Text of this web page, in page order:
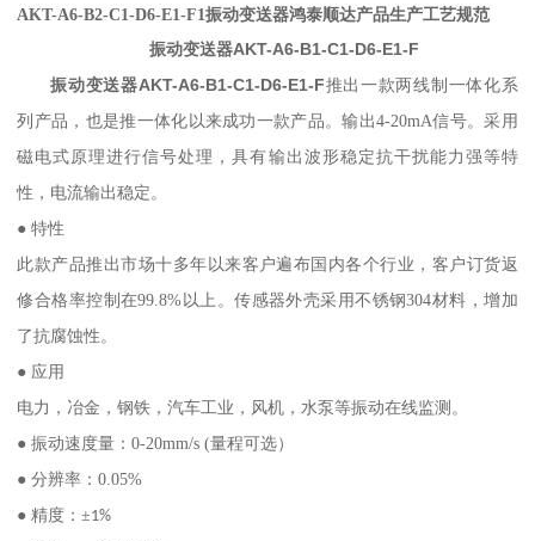
AKT-A6-B2-C1-D6-E1-F1振动变送器鸿泰顺达产品生产工艺规范
振动变送器AKT-A6-B1-C1-D6-E1-F
振动变送器AKT-A6-B1-C1-D6-E1-F推出一款两线制一体化系
列产品，也是推一体化以来成功一款产品。输出4-20mA信号。采用
磁电式原理进行信号处理，具有输出波形稳定抗干扰能力强等特
性，电流输出稳定。
● 特性
此款产品推出市场十多年以来客户遍布国内各个行业，客户订货返
修合格率控制在99.8%以上。传感器外壳采用不锈钢304材料，增加
了抗腐蚀性。
● 应用
电力，冶金，钢铁，汽车工业，风机，水泵等振动在线监测。
● 振动速度量：0-20mm/s (量程可选）
● 分辨率：0.05%
● 精度：±1%